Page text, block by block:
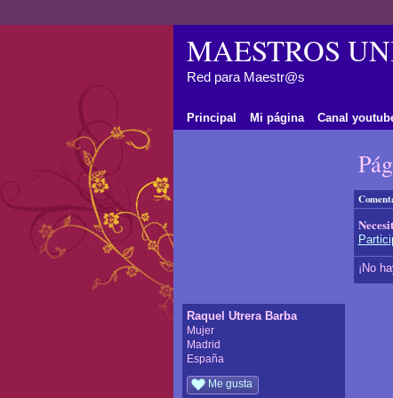
MAESTROS
Red para Maestr@s
Principal Mi página Canal
Raquel Utrera Barba
Mujer
Madrid
España
Me gusta
¡No